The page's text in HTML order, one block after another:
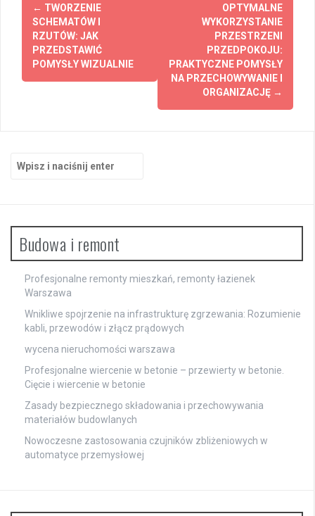
wpisy
← TWORZENIE
SCHEMATÓW I
RZUTÓW: JAK
PRZEDSTAWIĆ
POMYSŁY WIZUALNIE
OPTYMALNE
WYKORZYSTANIE
PRZESTRZENI
PRZEDPOKOJU:
PRAKTYCZNE POMYSŁY
NA PRZECHOWYWANIE I
ORGANIZACJĘ →
Budowa i remont
Profesjonalne remonty mieszkań, remonty łazienek
Warszawa
Wnikliwe spojrzenie na infrastrukturę zgrzewania: Rozumienie
kabli, przewodów i złącz prądowych
wycena nieruchomości warszawa
Profesjonalne wiercenie w betonie – przewierty w betonie.
Cięcie i wiercenie w betonie
Zasady bezpiecznego składowania i przechowywania
materiałów budowlanych
Nowoczesne zastosowania czujników zbliżeniowych w
automatyce przemysłowej